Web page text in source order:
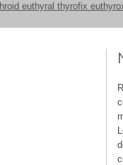
euthyral thyrofix